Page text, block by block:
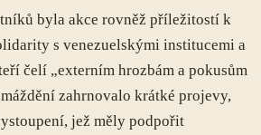
byla akce rovněž příležitostí k
s venezuelskými institucemi a
čelí „externím hrozbám a pokusům
zahrnovalo krátké projevy,
jež měly podpořit